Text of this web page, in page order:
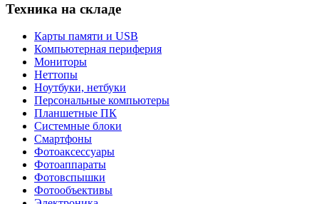
Техника на складе
Карты памяти и USB
Компьютерная периферия
Мониторы
Неттопы
Ноутбуки, нетбуки
Персональные компьютеры
Планшетные ПК
Системные блоки
Смартфоны
Фотоаксессуары
Фотоаппараты
Фотовспышки
Фотообъективы